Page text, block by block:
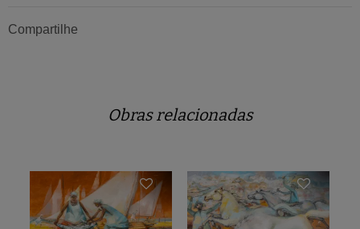
Compartilhe
Obras relacionadas